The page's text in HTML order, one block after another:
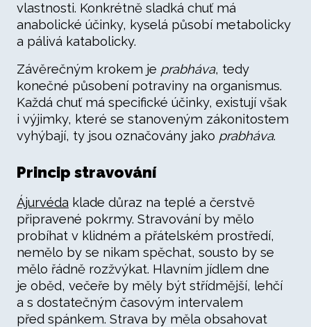
vlastnosti. Konkrétně sladká chuť má
anabolické účinky, kyselá působí metabolicky
a pálivá katabolicky.
Závěrečným krokem je prabháva, tedy
konečné působení potraviny na organismus.
Každá chuť má specifické účinky, existují však
i výjimky, které se stanoveným zákonitostem
vyhýbají, ty jsou označovány jako prabháva.
Princip stravování
Ájurvéda klade důraz na teplé a čerstvě
připravené pokrmy. Stravování by mělo
probíhat v klidném a přátelském prostředí,
nemělo by se nikam spěchat, sousto by se
mělo řádně rozžvýkat. Hlavním jídlem dne
je oběd, večeře by měly být střídmější, lehčí
a s dostatečným časovým intervalem
před spánkem. Strava by měla obsahovat